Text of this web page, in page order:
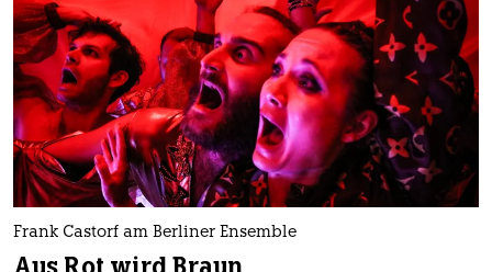
Frank Castorf am Berliner Ensemble